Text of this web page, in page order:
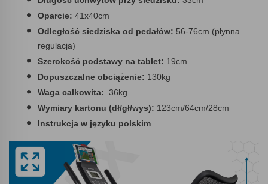
Oparcie: 41x40cm
Odległość siedziska od pedałów: 56-76cm (płynna
regulacja)
Szerokość podstawy na tablet: 19cm
Dopuszczalne obciążenie: 130kg
Waga całkowita: 36kg
Wymiary kartonu (dł/gł/wys): 123cm/64cm/28cm
Instrukcja w języku polskim